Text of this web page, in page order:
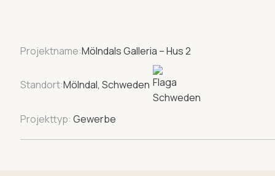
Projektname:Mölndals Galleria – Hus 2
Standort:Mölndal, Schweden
Projekttyp: Gewerbe